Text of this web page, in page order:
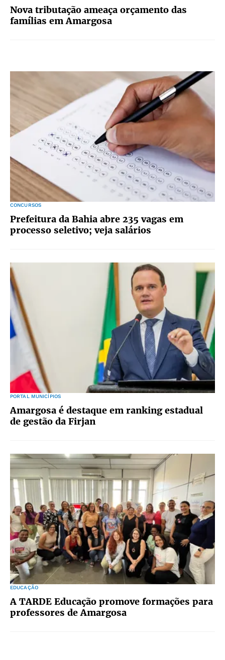
Nova tributação ameaça orçamento das
famílias em Amargosa
CONCURSOS
Prefeitura da Bahia abre 235 vagas em
processo seletivo; veja salários
PORTAL MUNICÍPIOS
Amargosa é destaque em ranking estadual
de gestão da Firjan
EDUCAÇÃO
A TARDE Educação promove formações para
professores de Amargosa